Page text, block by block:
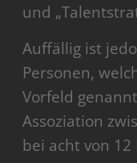
und
Auffällig ist
Personen,
Vorfeld
Assoziation
bei acht von